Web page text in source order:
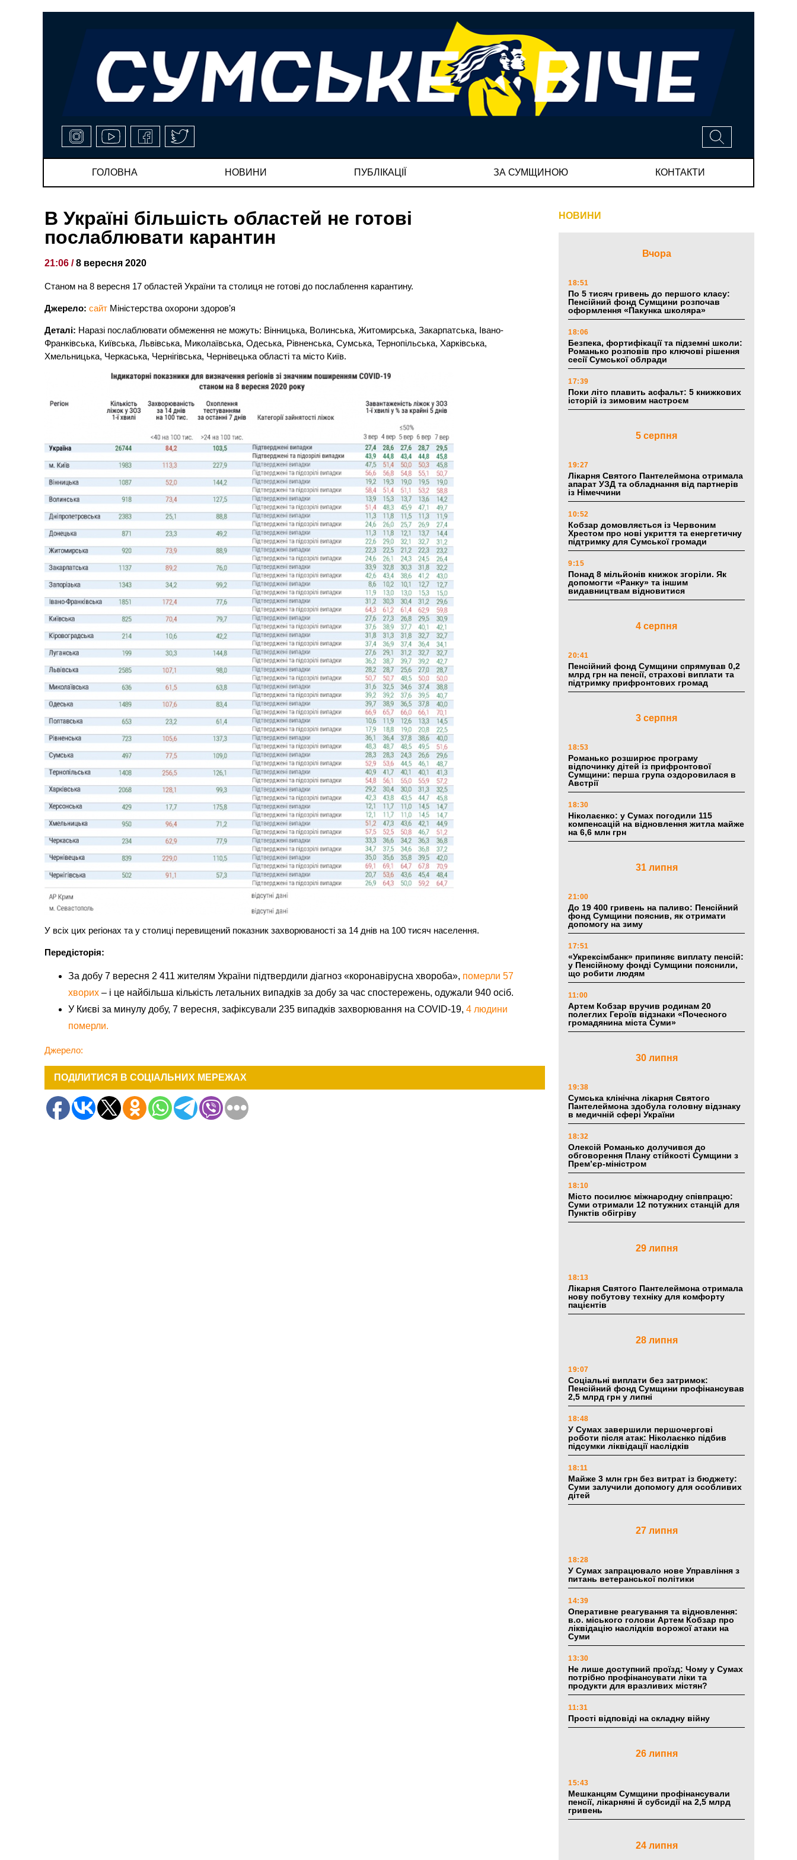
ГОЛОВНА НОВИНИ ПУБЛІКАЦІЇ ЗА СУМЩИНОЮ КОНТАКТИ
В Україні більшість областей не готові
послаблювати карантин
21:06 /8 вересня 2020
Станом на 8 вересня 17 областей України та столиця не готові до послаблення карантину.
Джерело: сайт Міністерства охорони здоров’я
Деталі: Наразі послаблювати обмеження не можуть: Вінницька, Волинська, Житомирська, Закарпатська, Івано-
Франківська, Київська, Львівська, Миколаївська, Одеська, Рівненська, Сумська, Тернопільська, Харківська,
Хмельницька, Черкаська, Чернігівська, Чернівецька області та місто Київ.
У всіх цих регіонах та у столиці перевищений показник захворюваності за 14 днів на 100 тисяч населення.
Передісторія:
За добу 7 вересня 2 411 жителям України підтвердили діагноз «коронавірусна хвороба», померли 57
хворих – і це найбільша кількість летальних випадків за добу за час спостережень, одужали 940 осіб.
У Києві за минулу добу, 7 вересня, зафіксували 235 випадків захворювання на COVID-19,4 людини
померли.
Джерело:
ПОДІЛИТИСЯ В СОЦІАЛЬНИХ МЕРЕЖАХ
НОВИНИ
Вчора
18:51
По 5 тисяч гривень до першого класу:
Пенсійний фонд Сумщини розпочав
оформлення «Пакунка школяра»
18:06
Безпека, фортифікації та підземні школи:
Романько розповів про ключові рішення
сесії Сумської облради
17:39
Поки літо плавить асфальт: 5 книжкових
історій із зимовим настроєм
5 серпня
19:27
Лікарня Святого Пантелеймона отримала
апарат УЗД та обладнання від партнерів
із Німеччини
10:52
Кобзар домовляється із Червоним
Хрестом про нові укриття та енергетичну
підтримку для Сумської громади
9:15
Понад 8 мільйонів книжок згоріли. Як
допомогти «Ранку» та іншим
видавництвам відновитися
4 серпня
20:41
Пенсійний фонд Сумщини спрямував 0,2
млрд грн на пенсії, страхові виплати та
підтримку прифронтових громад
3 серпня
18:53
Романько розширює програму
відпочинку дітей із прифронтової
Сумщини: перша група оздоровилася в
Австрії
18:30
Ніколаєнко: у Сумах погодили 115
компенсацій на відновлення житла майже
на 6,6 млн грн
31 липня
21:00
До 19 400 гривень на паливо: Пенсійний
фонд Сумщини пояснив, як отримати
допомогу на зиму
17:51
«Укрексімбанк» припиняє виплату пенсій:
у Пенсійному фонді Сумщини пояснили,
що робити людям
11:00
Артем Кобзар вручив родинам 20
полеглих Героїв відзнаки «Почесного
громадянина міста Суми»
30 липня
19:38
Сумська клінічна лікарня Святого
Пантелеймона здобула головну відзнаку
в медичній сфері України
18:32
Олексій Романько долучився до
обговорення Плану стійкості Сумщини з
Прем’єр-міністром
18:10
Місто посилює міжнародну співпрацю:
Суми отримали 12 потужних станцій для
Пунктів обігріву
29 липня
18:13
Лікарня Святого Пантелеймона отримала
нову побутову техніку для комфорту
пацієнтів
28 липня
19:07
Соціальні виплати без затримок:
Пенсійний фонд Сумщини профінансував
2,5 млрд грн у липні
18:48
У Сумах завершили першочергові
роботи після атак: Ніколаєнко підбив
підсумки ліквідації наслідків
18:11
Майже 3 млн грн без витрат із бюджету:
Суми залучили допомогу для особливих
дітей
27 липня
18:28
У Сумах запрацювало нове Управління з
питань ветеранської політики
14:39
Оперативне реагування та відновлення:
в.о. міського голови Артем Кобзар про
ліквідацію наслідків ворожої атаки на
Суми
13:30
Не лише доступний проїзд: Чому у Сумах
потрібно профінансувати ліки та
продукти для вразливих містян?
11:31
Прості відповіді на складну війну
26 липня
15:43
Мешканцям Сумщини профінансували
пенсії, лікарняні й субсидії на 2,5 млрд
гривень
24 липня